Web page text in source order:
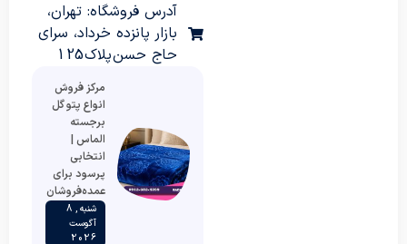
آدرس فروشگاه: تهران،
بازار پانزده خرداد، سرای
حاج حسن پلاک 125
مرکز فروش
انواع پتو گل
برجسته
الماس |
انتخابی
پرسود برای
عمده‌فروشان
شنبه , 8
آگوست
2026